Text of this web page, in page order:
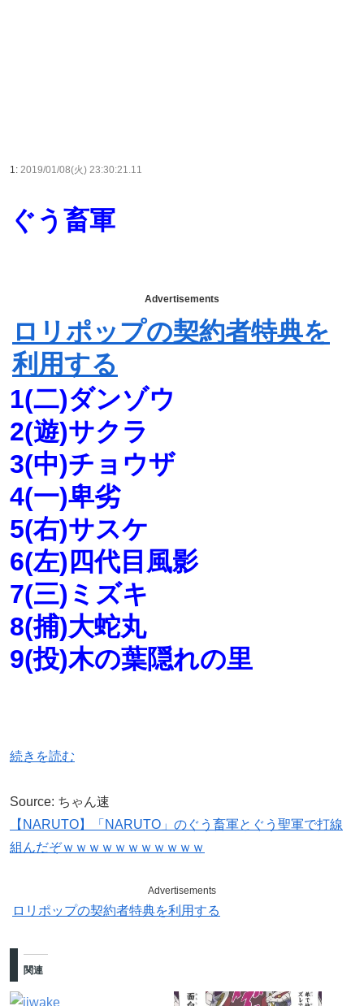
1: 2019/01/08(火) 23:30:21.11
ぐう畜軍
Advertisements
ロリポップの契約者特典を
利用する
1(二)ダンゾウ
2(遊)サクラ
3(中)チョウザ
4(一)卑劣
5(右)サスケ
6(左)四代目風影
7(三)ミズキ
8(捕)大蛇丸
9(投)木の葉隠れの里
続きを読む
Source: ちゃん速
【NARUTO】「NARUTO」のぐう畜軍とぐう聖軍で打線
組んだぞｗｗｗｗｗｗｗｗｗｗｗ
Advertisements
ロリポップの契約者特典を利用する
関連